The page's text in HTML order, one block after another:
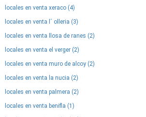
locales en venta xeraco (4)
locales en venta l´ olleria (3)
locales en venta llosa de ranes (2)
locales en venta el verger (2)
locales en venta muro de alcoy (2)
locales en venta la nucia (2)
locales en venta palmera (2)
locales en venta benifla (1)